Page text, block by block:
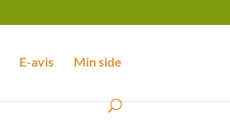
E-avis Min side